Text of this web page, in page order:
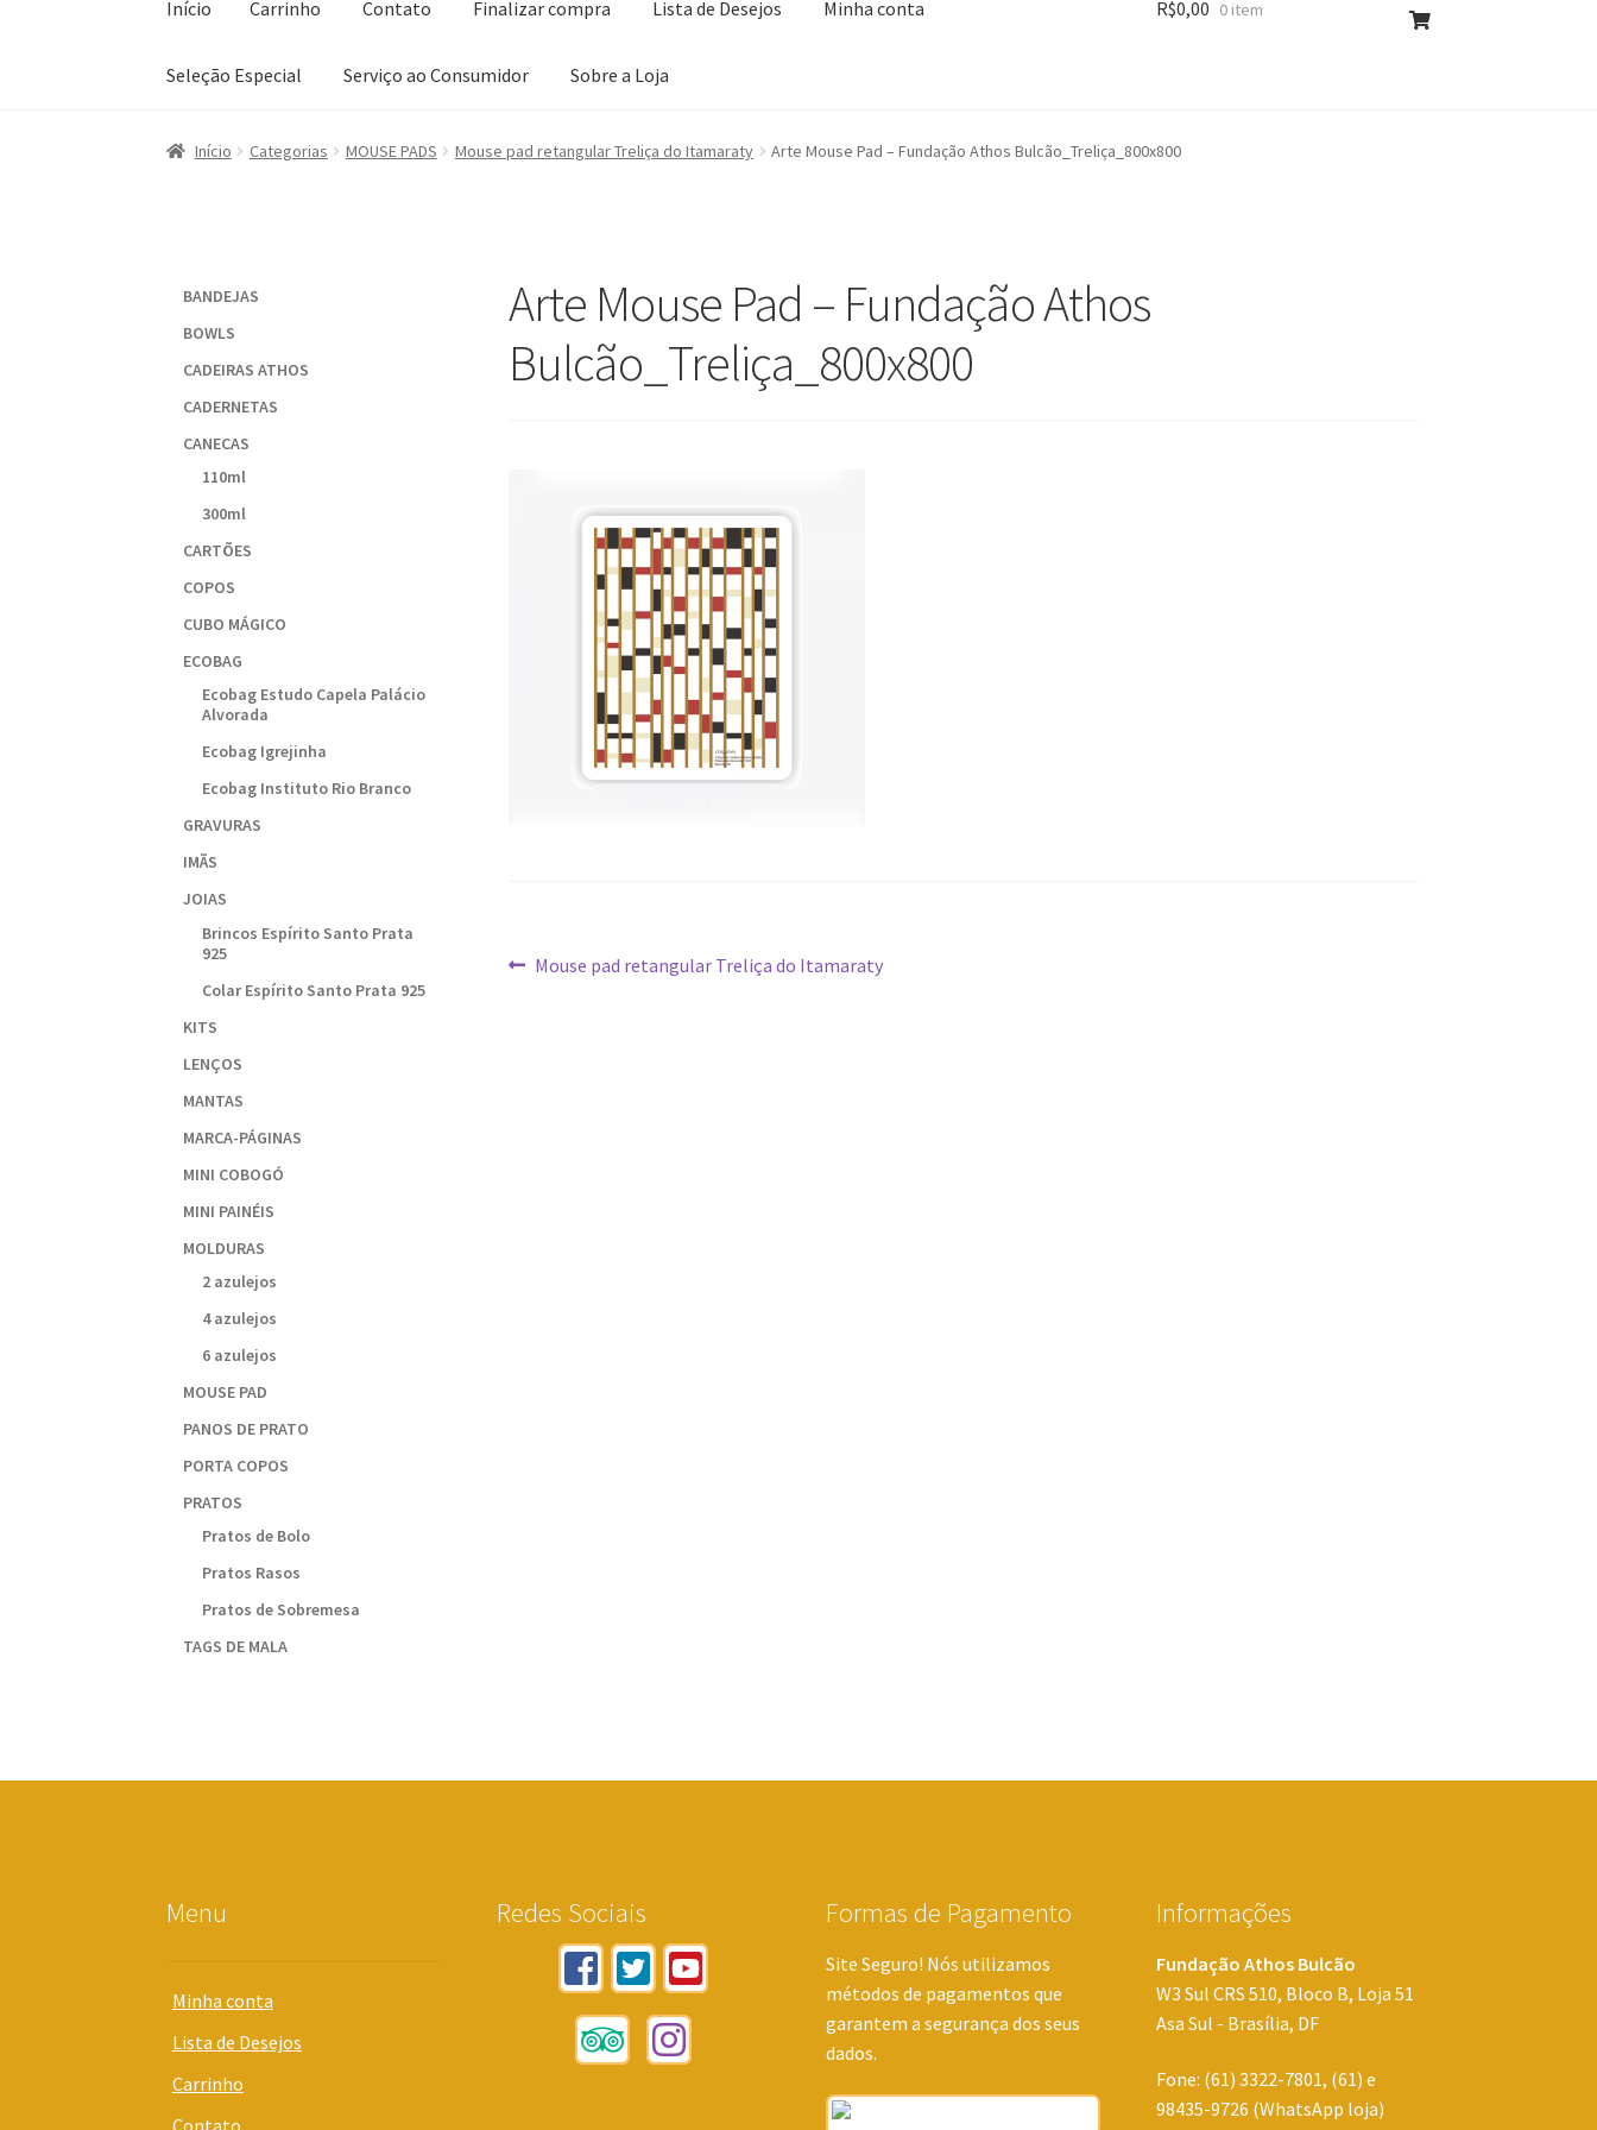
Início Carrinho Contato Finalizar compra Lista de Desejos Minha conta
Seleção Especial Serviço ao Consumidor Sobre a Loja
R$0,00 0 item
Início Categorias MOUSE PADS Mouse pad retangular Treliça do Itamaraty Arte Mouse Pad – Fundação Athos Bulcão_Treliça_800x800
Arte Mouse Pad – Fundação Athos
Bulcão_Treliça_800x800
Navegação
Post
Mouse pad retangular Treliça do Itamaraty
BANDEJAS
BOWLS
CADEIRAS ATHOS
CADERNETAS
CANECAS
110ml
300ml
CARTÕES
COPOS
CUBO MÁGICO
ECOBAG
Ecobag Estudo Capela Palácio
Alvorada
Ecobag Igrejinha
Ecobag Instituto Rio Branco
GRAVURAS
IMÃS
JOIAS
Brincos Espírito Santo Prata
925
Colar Espírito Santo Prata 925
KITS
LENÇOS
MANTAS
MARCA-PÁGINAS
MINI COBOGÓ
MINI PAINÉIS
MOLDURAS
2 azulejos
4 azulejos
6 azulejos
MOUSE PAD
PANOS DE PRATO
PORTA COPOS
PRATOS
Pratos de Bolo
Pratos Rasos
Pratos de Sobremesa
TAGS DE MALA
Menu
Minha conta
Lista de Desejos
Carrinho
Contato
Redes Sociais Formas de Pagamento
Site Seguro! Nós utilizamos
métodos de pagamentos que
garantem a segurança dos seus
dados.
Informações
Fundação Athos Bulcão
W3 Sul CRS 510, Bloco B, Loja 51
Asa Sul - Brasília, DF
Fone: (61) 3322-7801, (61) e
98435-9726 (WhatsApp loja)